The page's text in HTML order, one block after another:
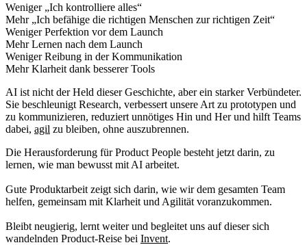
Weniger „Ich kontrolliere alles“
Mehr „Ich befähige die richtigen Menschen zur richtigen Zeit“
Weniger Perfektion vor dem Launch
Mehr Lernen nach dem Launch
Weniger Reibung in der Kommunikation
Mehr Klarheit dank besserer Tools​
AI ist nicht der Held dieser Geschichte, aber ein starker Verbündeter.
Sie beschleunigt Research, verbessert unsere Art zu prototypen und
zu kommunizieren, reduziert unnötiges Hin und Her und hilft Teams
dabei, agil zu bleiben, ohne auszubrennen.​
Die Herausforderung für Product People besteht jetzt darin, zu
lernen, wie man bewusst mit AI arbeitet.
Gute Produktarbeit zeigt sich darin, wie wir dem gesamten Team
helfen, gemeinsam mit Klarheit und Agilität voranzukommen.
Bleibt neugierig, lernt weiter und begleitet uns auf dieser sich
wandelnden Product-Reise bei Invent.